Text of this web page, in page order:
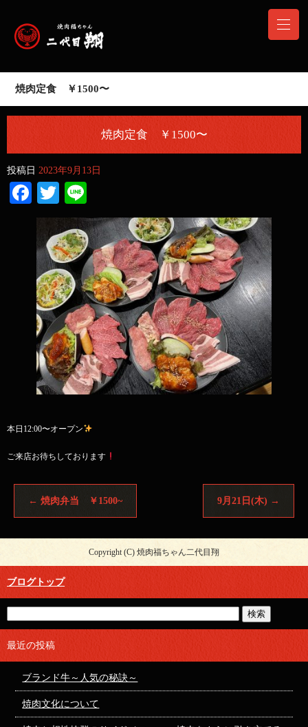
焼肉定食 ￥1500〜
焼肉定食 ￥1500〜
投稿日 2023年9月13日
Facebook
Twitter
本日12:00〜オープン
ご来店お待ちしております
← 焼肉弁当 ￥1500~ 9月21日(木) →
Copyright (C) 焼肉福ちゃん二代目翔
ブログトップ
最近の投稿
ブランド牛～人気の秘訣～
焼肉文化について